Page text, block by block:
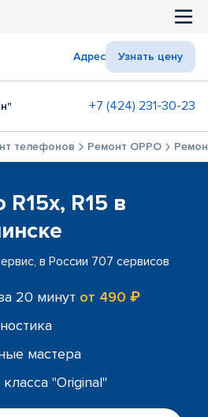
Адрес Узнать цену
+7 (424) 231-30-23
телефонов Ремонт OPPO
R15 в
в России 707 сервисов
20 минут от 490 ₽
мастера
"Original"